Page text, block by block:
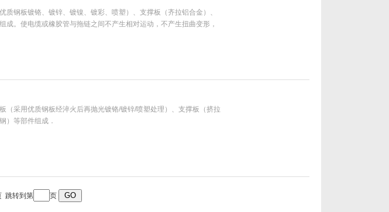
质钢板镀铬、镀锌、镀镍、镀彩、喷塑）、支撑板（齐拉铝合金）、
成。使电缆或橡胶管与拖链之间不产生相对运动，不产生扭曲变形，
（采用优质钢板经淬火后再抛光镀铬/镀锌/喷塑处理）、支撑板（挤拉
）等部件组成．
跳转到第 页